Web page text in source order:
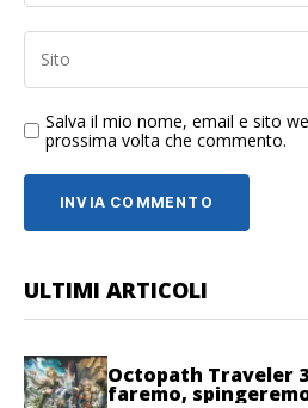
Salva il mio nome, email e sito
prossima volta che commento.
ULTIMI ARTICOLI
Octopath Traveler
faremo,